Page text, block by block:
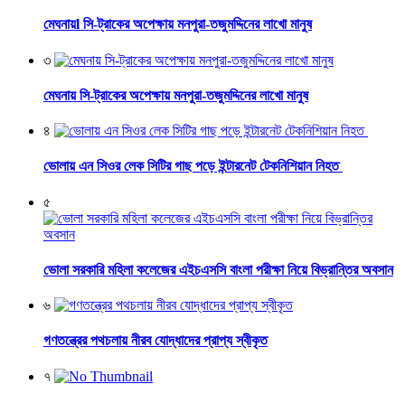
মেঘনায়l সি-ট্রাকের অপেক্ষায় মনপুরা-তজুমদ্দিনের লাখো মানুষ
৩
মেঘনায় সি-ট্রাকের অপেক্ষায় মনপুরা-তজুমদ্দিনের লাখো মানুষ
৪
ভোলায় এন সিওর লেক সিটির গাছ পড়ে ইন্টারনেট টেকনিশিয়ান নিহত
৫
ভোলা সরকারি মহিলা কলেজের এইচএসসি বাংলা পরীক্ষা নিয়ে বিভ্রান্তির অবসান
৬
গণতন্ত্রের পথচলায় নীরব যোদ্ধাদের প্রাপ্য স্বীকৃত
৭